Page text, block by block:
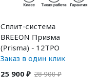
Сплит-система
BREEON Призма
(Prisma) - 12ТРО
Заказ в один клик
25 900 ₽ 28 900 ₽